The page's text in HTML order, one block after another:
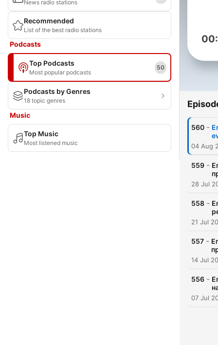
News radio stations
Recommended
List of the best radio stations
Podcasts
Top Podcasts
Most popular podcasts
50
Podcasts by Genres
18 topic genres
Music
Top Music
Most listened music
560 -
04 Aug
559 -
28 Jul
558 -
21 Jul
557 -
14 Jul
556 -
07 Jul